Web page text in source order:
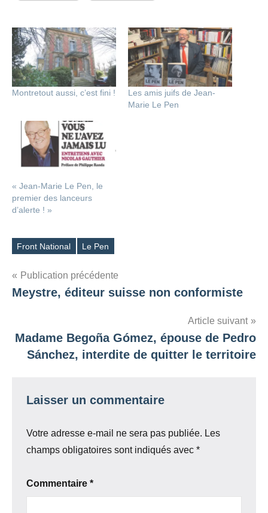
Montretout aussi, c’est fini !
Les amis juifs de Jean-
Marie Le Pen
« Jean-Marie Le Pen, le
premier des lanceurs
d’alerte ! »
Étiquettes
Front National Le Pen
Navigation
de
Publication précédente
Meystre, éditeur suisse non conformiste
Article suivant
Madame Begoña Gómez, épouse de Pedro
Sánchez, interdite de quitter le territoire
Laisser un commentaire
Votre adresse e-mail ne sera pas publiée. Les
champs obligatoires sont indiqués avec *
Commentaire *